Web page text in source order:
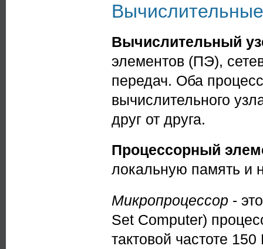
Вычислительный
элементов (ПЭ),
передач. Оба
вычислительного
друг от друга.
Процессорный
локальную память и
Микропроцессор -
Set Computer)
тактовой частоте